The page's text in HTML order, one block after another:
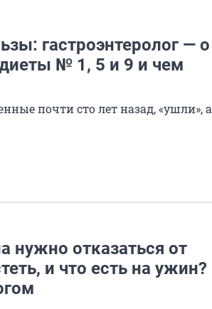
гастроэнтеролог — о
№ 1, 5 и 9 и чем
почти сто лет назад, «ушли», а
нужно отказаться от
и что есть на ужин?